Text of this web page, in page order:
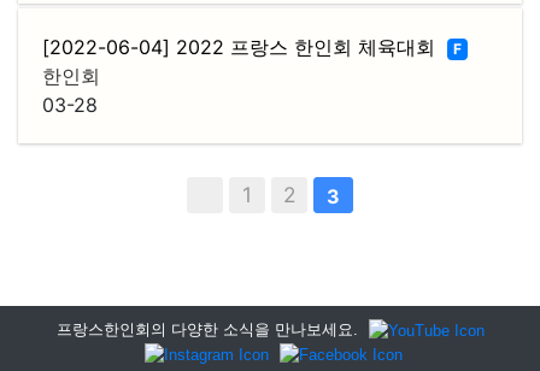
[2022-06-04] 2022 프랑스 한인회 체육대회 F
한인회
03-28
1 2 3
프랑스한인회의 다양한 소식을 만나보세요.